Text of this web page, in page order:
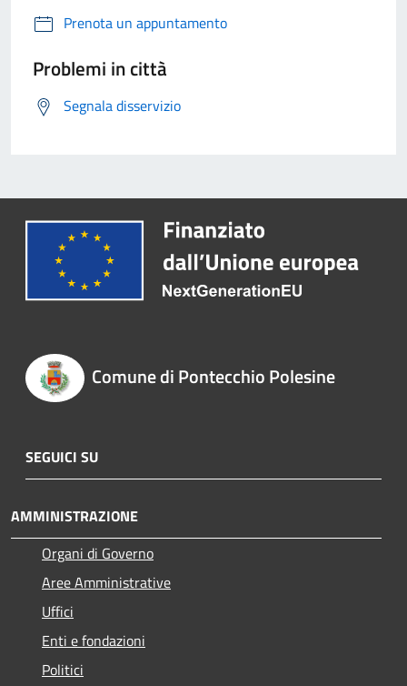
Prenota un appuntamento
Problemi in città
Segnala disservizio
Comune di Pontecchio Polesine
SEGUICI SU
AMMINISTRAZIONE
Organi di Governo
Aree Amministrative
Uffici
Enti e fondazioni
Politici